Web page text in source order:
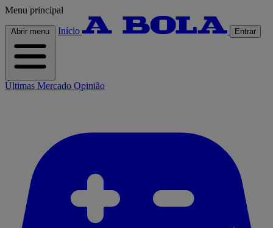
Menu principal
Abrir menu Início Entrar
Últimas Mercado Opinião